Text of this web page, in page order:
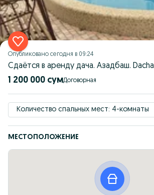
Опубликовано сегодня в 09:24
Сдаётся в аренду дача. Азадбаш. Dacha
1 200 000 сум Договорная
Количество спальных мест: 4-комнаты
МЕСТОПОЛОЖЕНИЕ